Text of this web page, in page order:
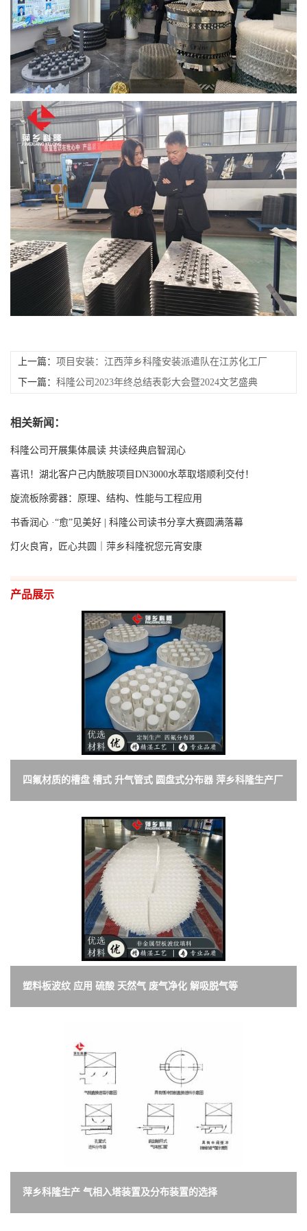
上一篇： 项目安装：江西萍乡科隆安装派遣队在江苏化工厂
客户现场作业进行中
下一篇： 科隆公司2023年终总结表彰大会暨2024文艺盛典
相关新闻：
科隆公司开展集体晨读 共读经典启智润心
喜讯！湖北客户己内酰胺项目DN3000水萃取塔顺利交付！
旋流板除雾器：原理、结构、性能与工程应用
书香润心 ·“愈”见美好 | 科隆公司读书分享大赛圆满落幕
灯火良宵，匠心共圆｜萍乡科隆祝您元宵安康
产品展示
四氟材质的槽盘 槽式 升气管式 圆盘式分布器 萍乡科隆生产厂
家
塑料板波纹 应用 硫酸 天然气 废气净化 解吸脱气等
萍乡科隆生产 气相入塔装置及分布装置的选择